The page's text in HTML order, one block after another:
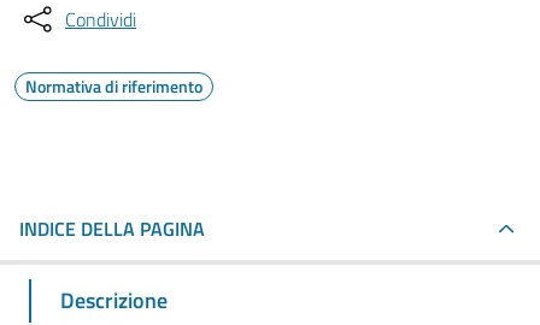
Condividi
Normativa di riferimento
INDICE DELLA PAGINA
Descrizione